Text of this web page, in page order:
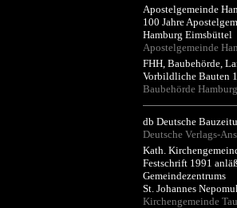
Apostelgemeinde
100 Jahre
Hamburg Eimsbüttel
Apostelgemeinde
FHH, Baubehörde,
Vorbildliche Bauten
Baubehörde Hamburg
db Deutsche
Deutsche Verlags-
Kath.
Festschrift 1991
Gemeindezentrums
St. Johannes
Kirchengemeinde